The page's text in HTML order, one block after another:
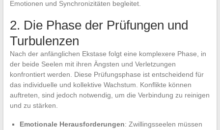
Emotionen und Synchronizitäten begleitet.
2. Die Phase der Prüfungen und
Turbulenzen
Nach der anfänglichen Ekstase folgt eine komplexere Phase, in
der beide Seelen mit ihren Ängsten und Verletzungen
konfrontiert werden. Diese Prüfungsphase ist entscheidend für
das individuelle und kollektive Wachstum. Konflikte können
auftreten, sind jedoch notwendig, um die Verbindung zu reinigen
und zu stärken.
Emotionale Herausforderungen: Zwillingsseelen müssen